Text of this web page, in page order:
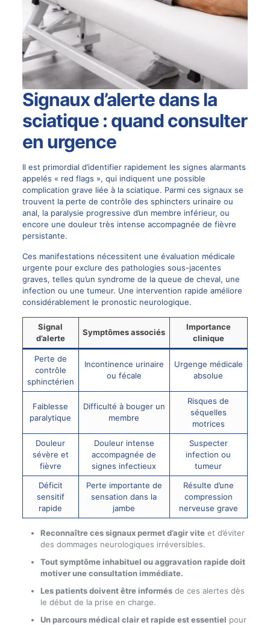
Signaux d’alerte dans la
sciatique : quand consulter
en urgence
Il est primordial d’identifier rapidement les signes alarmants
appelés « red flags », qui indiquent une possible
complication grave liée à la sciatique. Parmi ces signaux se
trouvent la perte de contrôle des sphincters urinaire ou
anal, la paralysie progressive d’un membre inférieur, ou
encore une douleur très intense accompagnée de fièvre
persistante.
Ces manifestations nécessitent une évaluation médicale
urgente pour exclure des pathologies sous-jacentes
graves, telles qu’un syndrome de la queue de cheval, une
infection ou une tumeur. Une intervention rapide améliore
considérablement le pronostic neurologique.
Signal
d’alerte
Symptômes associés
Importance
clinique
Perte de
contrôle
sphinctérien
Incontinence urinaire
ou fécale
Urgenge médicale
absolue
Faiblesse
paralytique
Difficulté à bouger un
membre
Risques de
séquelles
motrices
Douleur
sévère et
fièvre
Douleur intense
accompagnée de
signes infectieux
Suspecter
infection ou
tumeur
Déficit
sensitif
rapide
Perte importante de
sensation dans la
jambe
Résulte d’une
compression
nerveuse grave
Reconnaître ces signaux permet d’agir viteet d’éviter
des dommages neurologiques irréversibles.
Tout symptôme inhabituel ou aggravation rapide doit
motiver une consultation immédiate.
Les patients doivent être informésde ces alertes dès
le début de la prise en charge.
Un parcours médical clair et rapide est essentiel pour